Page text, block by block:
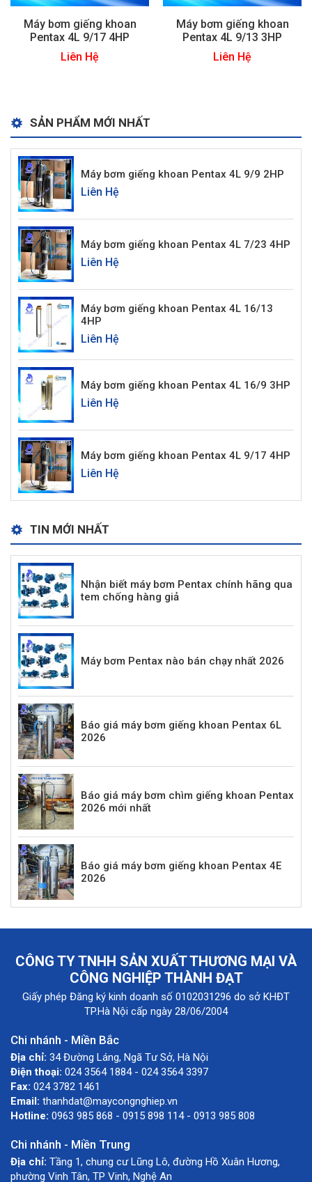
Máy bơm giếng khoan
Pentax 4L 9/17 4HP
Liên Hệ
Máy bơm giếng khoan
Pentax 4L 9/13 3HP
Liên Hệ
SẢN PHẨM MỚI NHẤT
Máy bơm giếng khoan Pentax 4L 9/9 2HP
Liên Hệ
Máy bơm giếng khoan Pentax 4L 7/23 4HP
Liên Hệ
Máy bơm giếng khoan Pentax 4L 16/13
4HP
Liên Hệ
Máy bơm giếng khoan Pentax 4L 16/9 3HP
Liên Hệ
Máy bơm giếng khoan Pentax 4L 9/17 4HP
Liên Hệ
TIN MỚI NHẤT
Nhận biết máy bơm Pentax chính hãng qua
tem chống hàng giả
Máy bơm Pentax nào bán chạy nhất 2026
Báo giá máy bơm giếng khoan Pentax 6L
2026
Báo giá máy bơm chìm giếng khoan Pentax
2026 mới nhất
Báo giá máy bơm giếng khoan Pentax 4E
2026
CÔNG TY TNHH SẢN XUẤT THƯƠNG MẠI VÀ
CÔNG NGHIỆP THÀNH ĐẠT
Giấy phép Đăng ký kinh doanh số 0102031296 do sở KHĐT
TP.Hà Nội cấp ngày 28/06/2004
Chi nhánh - Miền Bắc
Địa chỉ: 34 Đường Láng, Ngã Tư Sở, Hà Nội
Điện thoại: 024 3564 1884 - 024 3564 3397
Fax: 024 3782 1461
Email: thanhdat@maycongnghiep.vn
Hotline: 0963 985 868 - 0915 898 114 - 0913 985 808
Chi nhánh - Miền Trung
Địa chỉ: Tầng 1, chung cư Lũng Lô, đường Hồ Xuân Hương,
phường Vinh Tân, TP Vinh, Nghệ An